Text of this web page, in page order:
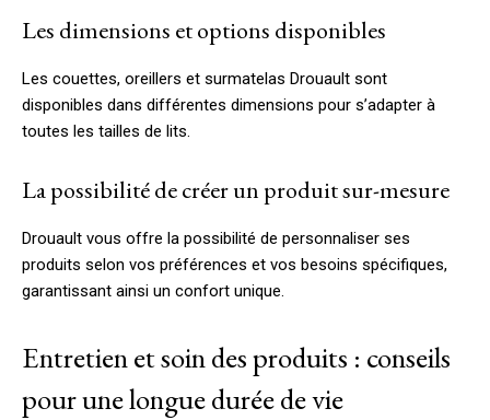
Les dimensions et options disponibles
Les couettes, oreillers et surmatelas Drouault sont
disponibles dans différentes dimensions pour s’adapter à
toutes les tailles de lits.
La possibilité de créer un produit sur-mesure
Drouault vous offre la possibilité de personnaliser ses
produits selon vos préférences et vos besoins spécifiques,
garantissant ainsi un confort unique.
Entretien et soin des produits : conseils
pour une longue durée de vie